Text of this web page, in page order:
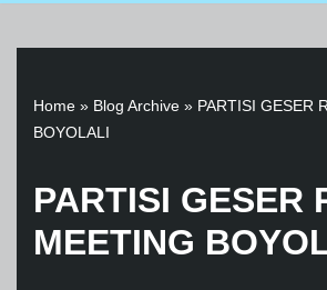
Home » Blog Archive » PARTISI GESER
BOYOLALI
PARTISI GESER
MEETING